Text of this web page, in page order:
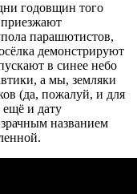
годовщин того
парашю­тистов,
демонстрируют
в синее небо
а мы, земляки
(да, пожалуй, и для
ещё и дату
названием